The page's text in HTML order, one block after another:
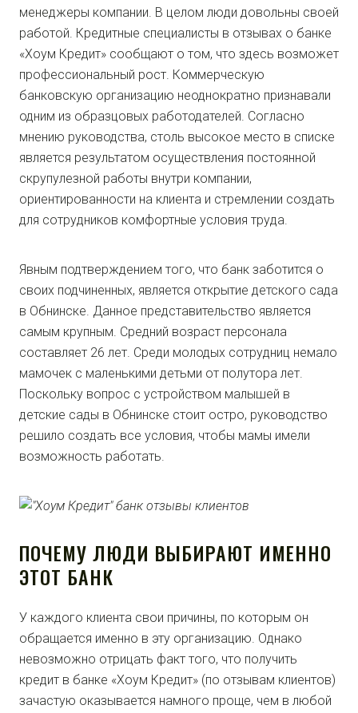
менеджеры компании. В целом люди довольны своей
работой. Кредитные специалисты в отзывах о банке
«Хоум Кредит» сообщают о том, что здесь возможет
профессиональный рост. Коммерческую
банковскую организацию неоднократно признавали
одним из образцовых работодателей. Согласно
мнению руководства, столь высокое место в списке
является результатом осуществления постоянной
скрупулезной работы внутри компании,
ориентированности на клиента и стремлении создать
для сотрудников комфортные условия труда.
Явным подтверждением того, что банк заботится о
своих подчиненных, является открытие детского сада
в Обнинске. Данное представительство является
самым крупным. Средний возраст персонала
составляет 26 лет. Среди молодых сотрудниц немало
мамочек с маленькими детьми от полутора лет.
Поскольку вопрос с устройством малышей в
детские сады в Обнинске стоит остро, руководство
решило создать все условия, чтобы мамы имели
возможность работать.
ПОЧЕМУ ЛЮДИ ВЫБИРАЮТ ИМЕННО
ЭТОТ БАНК
У каждого клиента свои причины, по которым он
обращается именно в эту организацию. Однако
невозможно отрицать факт того, что получить
кредит в банке «Хоум Кредит» (по отзывам клиентов)
зачастую оказывается намного проще, чем в любой